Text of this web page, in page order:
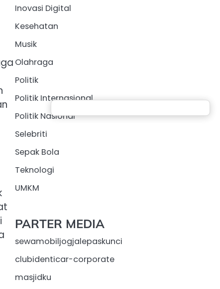
Inovasi Digital
Kesehatan
Musik
Olahraga
Politik
Politik Internasional
Politik Nasional
Selebriti
Sepak Bola
Teknologi
UMKM
PARTER MEDIA
sewamobiljogjalepaskunci
clubidenticar-corporate
masjidku